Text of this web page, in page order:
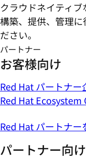
クラウドネイティ
構築、提供、管理に
ださい。
パートナー
お客様向け
Red Hat パートナー
Red Hat Ecosystem
Red Hat パートナー
パートナー向け